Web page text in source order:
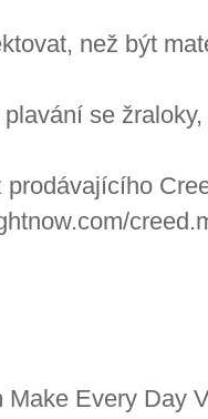
než být
se
Make Every Day